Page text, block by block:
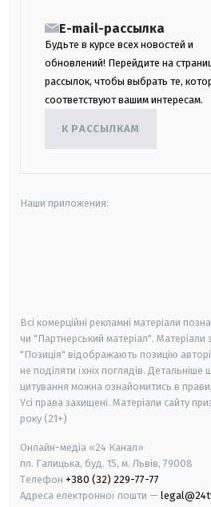
E-mail-рассылка
Будьте в курсе всех новостей и
обновлений! Перейдите на
рассылок, чтобы выбрать те,
соответствуют вашим интересам.
К РАССЫЛКАМ
Наши приложения:
Всі комерційні рекламні матеріали
чи "Партнерський матеріал". Матеріали
"Позиція" відображають позицію
не поділяти їхніх поглядів.
цитування можна ознайомитись в
Усі права захищені. Матеріали сайту
року (21+)
Онлайн-медіа «24 Канал»
пл. Галицька, буд. 15, м. Львів, 79008
Телефон +380 (32) 229-77-77
Адреса електронної пошти —